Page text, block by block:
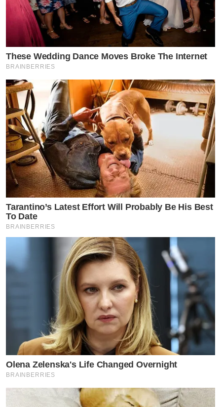
These Wedding Dance Moves Broke The Internet
BRAINBERRIES
Tarantino’s Latest Effort Will Probably Be His Best
To Date
BRAINBERRIES
Olena Zelenska's Life Changed Overnight
BRAINBERRIES